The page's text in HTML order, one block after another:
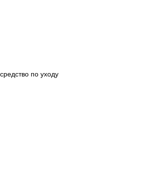
по уходу